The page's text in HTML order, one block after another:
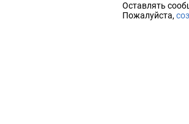
Оставлять
Пожалуйста,